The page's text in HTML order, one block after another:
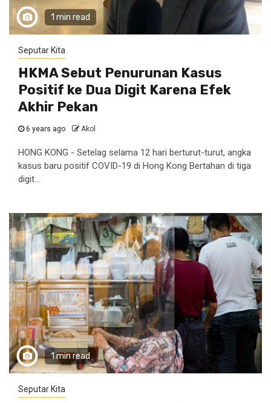
1 min read
Seputar Kita
HKMA Sebut Penurunan Kasus
Positif ke Dua Digit Karena Efek
Akhir Pekan
6 years ago Akol
HONG KONG - Setelag selama 12 hari berturut-turut, angka
kasus baru positif COVID-19 di Hong Kong Bertahan di tiga
digit...
1 min read
Seputar Kita